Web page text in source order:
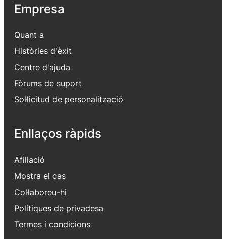
Empresa
Quant a
Històries d'èxit
Centre d'ajuda
Fòrums de suport
Sol·licitud de personalització
Enllaços ràpids
Afiliació
Mostra el cas
Col·laboreu-hi
Polítiques de privadesa
Termes i condicions